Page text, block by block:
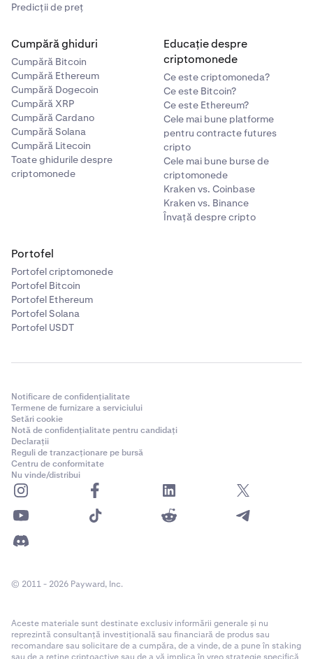
Predicții de preț
Cumpără ghiduri
Cumpără Bitcoin
Cumpără Ethereum
Cumpără Dogecoin
Cumpără XRP
Cumpără Cardano
Cumpără Solana
Cumpără Litecoin
Toate ghidurile despre
criptomonede
Educație despre
criptomonede
Ce este criptomoneda?
Ce este Bitcoin?
Ce este Ethereum?
Cele mai bune platforme
pentru contracte futures
cripto
Cele mai bune burse de
criptomonede
Kraken vs. Coinbase
Kraken vs. Binance
Învață despre cripto
Portofel
Portofel criptomonede
Portofel Bitcoin
Portofel Ethereum
Portofel Solana
Portofel USDT
Notificare de confidențialitate
Termene de furnizare a serviciului
Setări cookie
Notă de confidențialitate pentru candidați
Declarații
Reguli de tranzacționare pe bursă
Centru de conformitate
Nu vinde/distribui
© 2011 - 2026 Payward, Inc.
Aceste materiale sunt destinate exclusiv informării generale și nu
reprezintă consultanță investițională sau financiară de produs sau
recomandare sau solicitare de a cumpăra, de a vinde, de a pune în staking